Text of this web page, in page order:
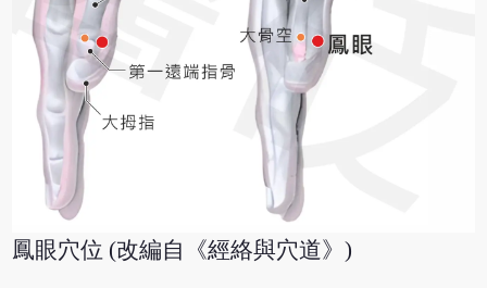
鳳眼穴位 (改編自《經絡與穴道》)